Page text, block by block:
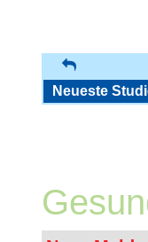
Neueste
zwischen COPD